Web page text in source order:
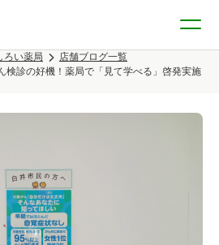
ろい薬局
店舗ブログ一覧
検診の好機！薬局で「見て学べる」啓発実施